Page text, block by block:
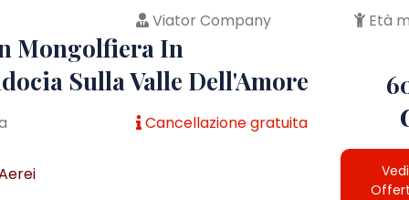
Viator Company
Mongolfiera In
Sulla Valle Dell'Amore
Cancellazione gratuita
Età
Vedi